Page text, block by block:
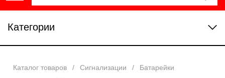
Категории
Каталог товаров / Сигнализации / Батарейки